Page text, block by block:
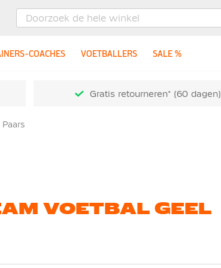
COACHES VOETBALLERS SALE %
Gratis retourneren* (60 dagen)
VOETBAL GEEL